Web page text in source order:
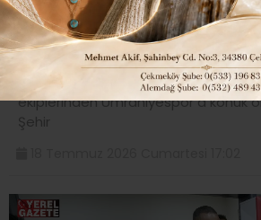
Şampiyon Galatasaray,
konuk oldu..
Galatasaray, yeni sezonun ilk hazırlık
ekiplerinden Ümraniyespor a konuk
Şehir